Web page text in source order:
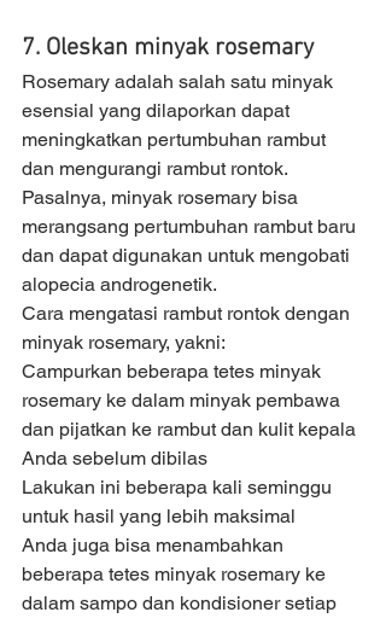
7. Oleskan minyak rosemary
Rosemary adalah salah satu minyak
esensial yang dilaporkan dapat
meningkatkan pertumbuhan rambut
dan mengurangi rambut rontok.
Pasalnya, minyak rosemary bisa
merangsang pertumbuhan rambut baru
dan dapat digunakan untuk mengobati
alopecia androgenetik.
Cara mengatasi rambut rontok dengan
minyak rosemary, yakni:
Campurkan beberapa tetes minyak
rosemary ke dalam minyak pembawa
dan pijatkan ke rambut dan kulit kepala
Anda sebelum dibilas
Lakukan ini beberapa kali seminggu
untuk hasil yang lebih maksimal
Anda juga bisa menambahkan
beberapa tetes minyak rosemary ke
dalam sampo dan kondisioner setiap